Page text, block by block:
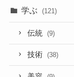
学ぶ (121)
伝統 (9)
技術 (38)